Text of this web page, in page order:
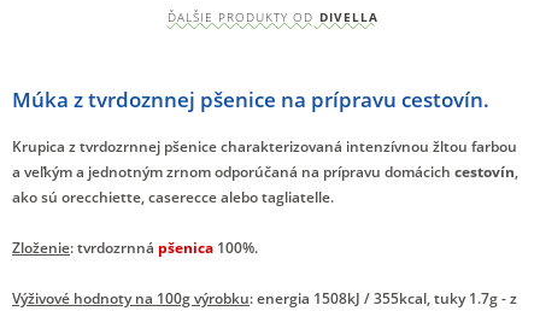
ĎALŠIE PRODUKTY OD DIVELLA
Múka z tvrdoznnej pšenice na prípravu cestovín.
Krupica z tvrdozrnnej pšenice charakterizovaná intenzívnou žltou farbou
a veľkým a jednotným zrnom odporúčaná na prípravu domácich cestovín,
ako sú orecchiette, caserecce alebo tagliatelle.
Zloženie: tvrdozrnná pšenica 100%.
Výživové hodnoty na 100g výrobku: energia 1508kJ / 355kcal, tuky 1.7g - z